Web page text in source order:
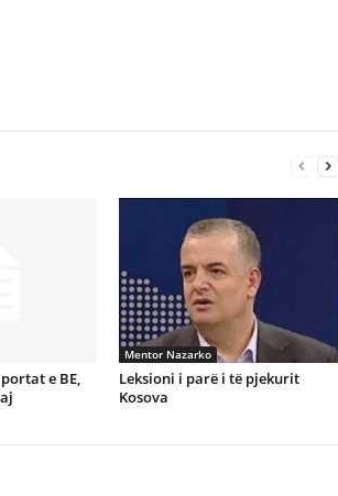
e BE,
Mentor Nazarko
Leksioni i parë i të pjekurit
Kosova